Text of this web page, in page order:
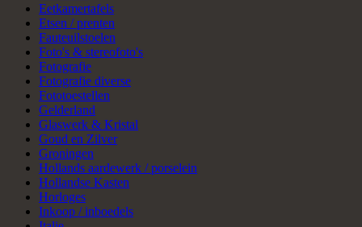
Eetkamertafels
Etsen / prenten
Fauteuilstoelen
Foto's & stereofoto's
Fotografie
Fotografie diverse
Fototoestellen
Gelderland
Glaswerk & Kristal
Goud en Zilver
Groningen
Hollands aardewerk / porselein
Hollandse Kasten
Horloges
Inkoop / inboedels